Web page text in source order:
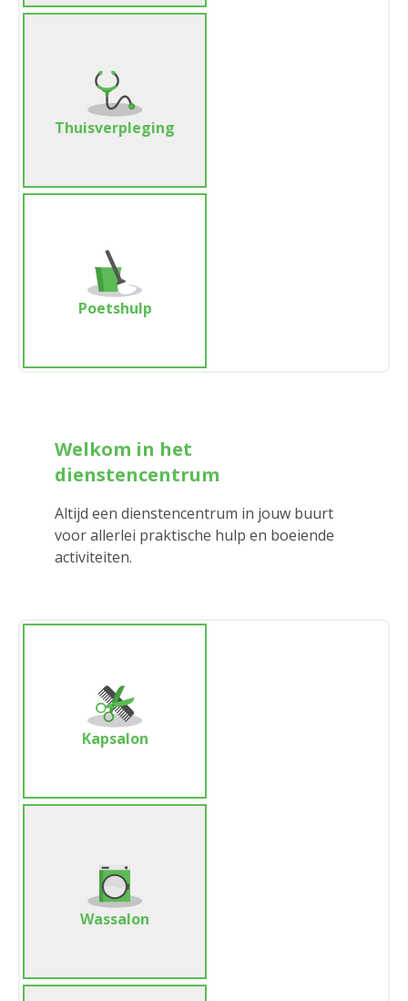
Thuisverpleging
Poetshulp
Welkom in het
dienstencentrum
Altijd een dienstencentrum in jouw buurt
voor allerlei praktische hulp en boeiende
activiteiten.
Kapsalon
Wassalon